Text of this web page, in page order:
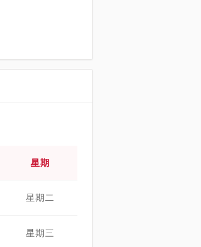
星期
星期二
星期三